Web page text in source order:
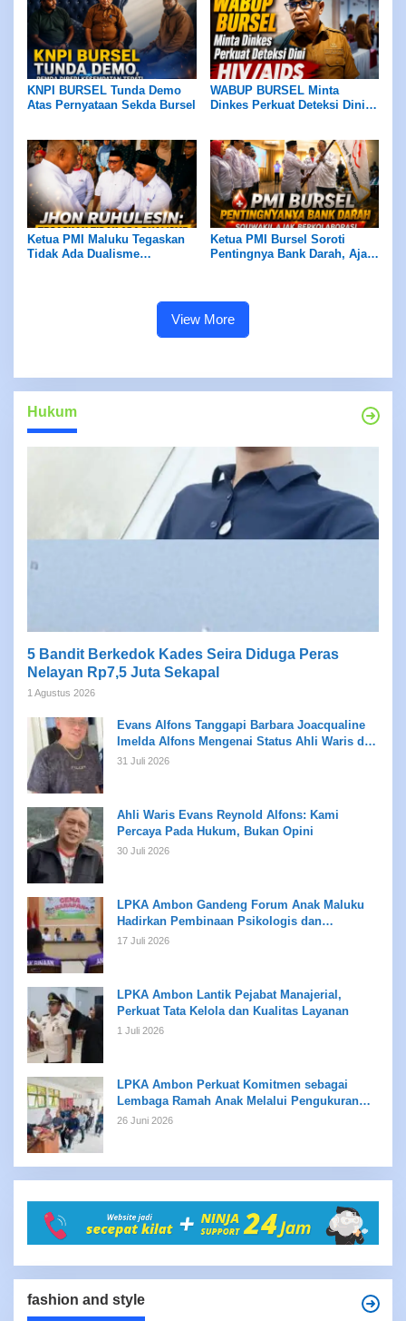
KNPI BURSEL Tunda Demo
Atas Pernyataan Sekda Bursel
WABUP BURSEL Minta
Dinkes Perkuat Deteksi Dini
Ketua PMI Maluku Tegaskan
Tidak Ada Dualisme
Ketua PMI Bursel Soroti
Pentingnya Bank Darah, Ajak
View More
Hukum
5 Bandit Berkedok Kades Seira Diduga Peras
Nelayan Rp7,5 Juta Sekapal
1 Agustus 2026
Evans Alfons Tanggapi Barbara Joacqualine
Imelda Alfons Mengenai Status Ahli Waris dan
Putusan Pengadilan
31 Juli 2026
Ahli Waris Evans Reynold Alfons: Kami
Percaya Pada Hukum, Bukan Opini
30 Juli 2026
LPKA Ambon Gandeng Forum Anak Maluku
Hadirkan Pembinaan Psikologis dan
Kreativitas bagi Anak Binaan
17 Juli 2026
LPKA Ambon Lantik Pejabat Manajerial,
Perkuat Tata Kelola dan Kualitas Layanan
1 Juli 2026
LPKA Ambon Perkuat Komitmen sebagai
Lembaga Ramah Anak Melalui Pengukuran
Standar LPKRA
26 Juni 2026
fashion and style